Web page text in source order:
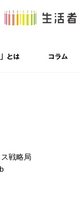
とは コラム
戦略局